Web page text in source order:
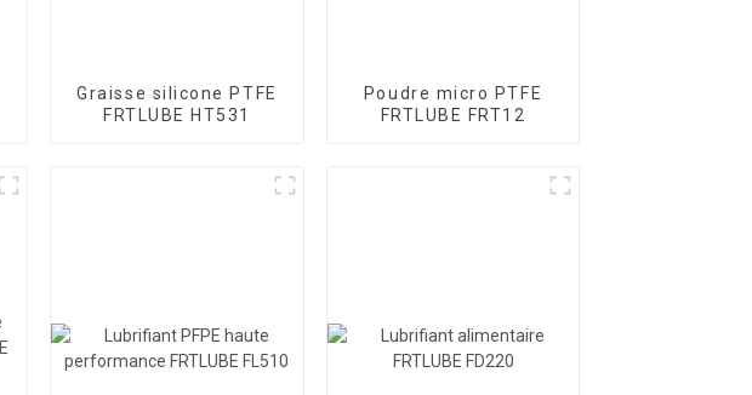
Graisse silicone PTFE
FRTLUBE HT531
Poudre micro PTFE
FRTLUBE FRT12